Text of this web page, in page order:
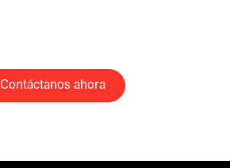
Contáctanos ahora